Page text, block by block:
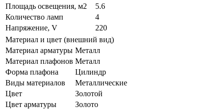
Площадь освещения, м2
5.6
Количество ламп
4
Напряжение, V
220
Материал и цвет (внешний вид)
Материал арматуры Металл
Материал плафонов Металл
Форма плафона
Цилиндр
Виды материалов
Металлические
Цвет
Золотой
Цвет арматуры
Золото